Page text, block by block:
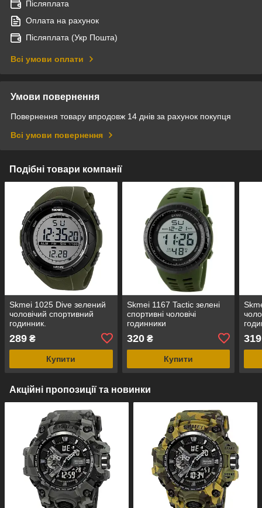
Післяплата
Оплата на рахунок
Післяплата (Укр Пошта)
Всі умови оплати
Умови повернення
Повернення товару впродовж 14 днів за рахунок покупця
Всі умови повернення
Подібні товари компанії
Skmei 1025 Dive зелений
чоловічий спортивний
годинник.
289 ₴
Купити
Skmei 1167 Tactic зелені
спортивні чоловічі
годинники
320₴
Купити
319
Акційні пропозиції та новинки